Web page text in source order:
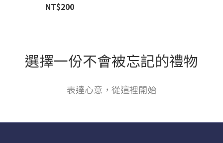
NT$200
選擇一份不會被忘記的禮物
表達心意，從這裡開始